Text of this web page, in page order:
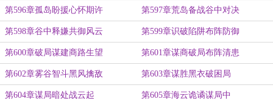
第596章孤岛盼援心怀期许 第597章荒岛备战谷中对决
第598章谷中释嫌共御风云 第599章识破陷阱布阵防御
第600章破局谋建商路生望 第601章谋商破局布阵清患
第602章雾谷智斗黑风擒敌 第603章谋胜黑衣破困局
第604章谋局暗处战云起 第605章海云诡谲谋局中